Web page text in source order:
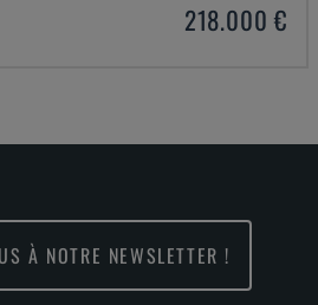
218.000 €
À NOTRE NEWSLETTER !